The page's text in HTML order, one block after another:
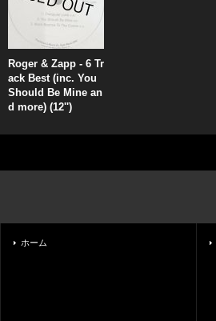
Roger & Zapp - 6 Tr
ack Best (inc. You
Should Be Mine an
d more) (12'')
ホーム